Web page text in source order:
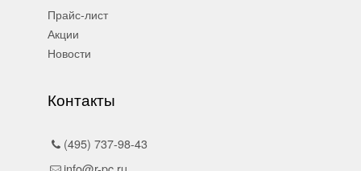
Прайс-лист
Акции
Новости
Контакты
(495) 737-98-43